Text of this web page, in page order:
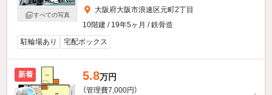
すべての写真
大阪府大阪市浪速区元町2丁目
10階建 / 19年5ヶ月 / 鉄骨造
駐輪場あり
宅配ボックス
新着 5.8万円
（管理費7,000円）